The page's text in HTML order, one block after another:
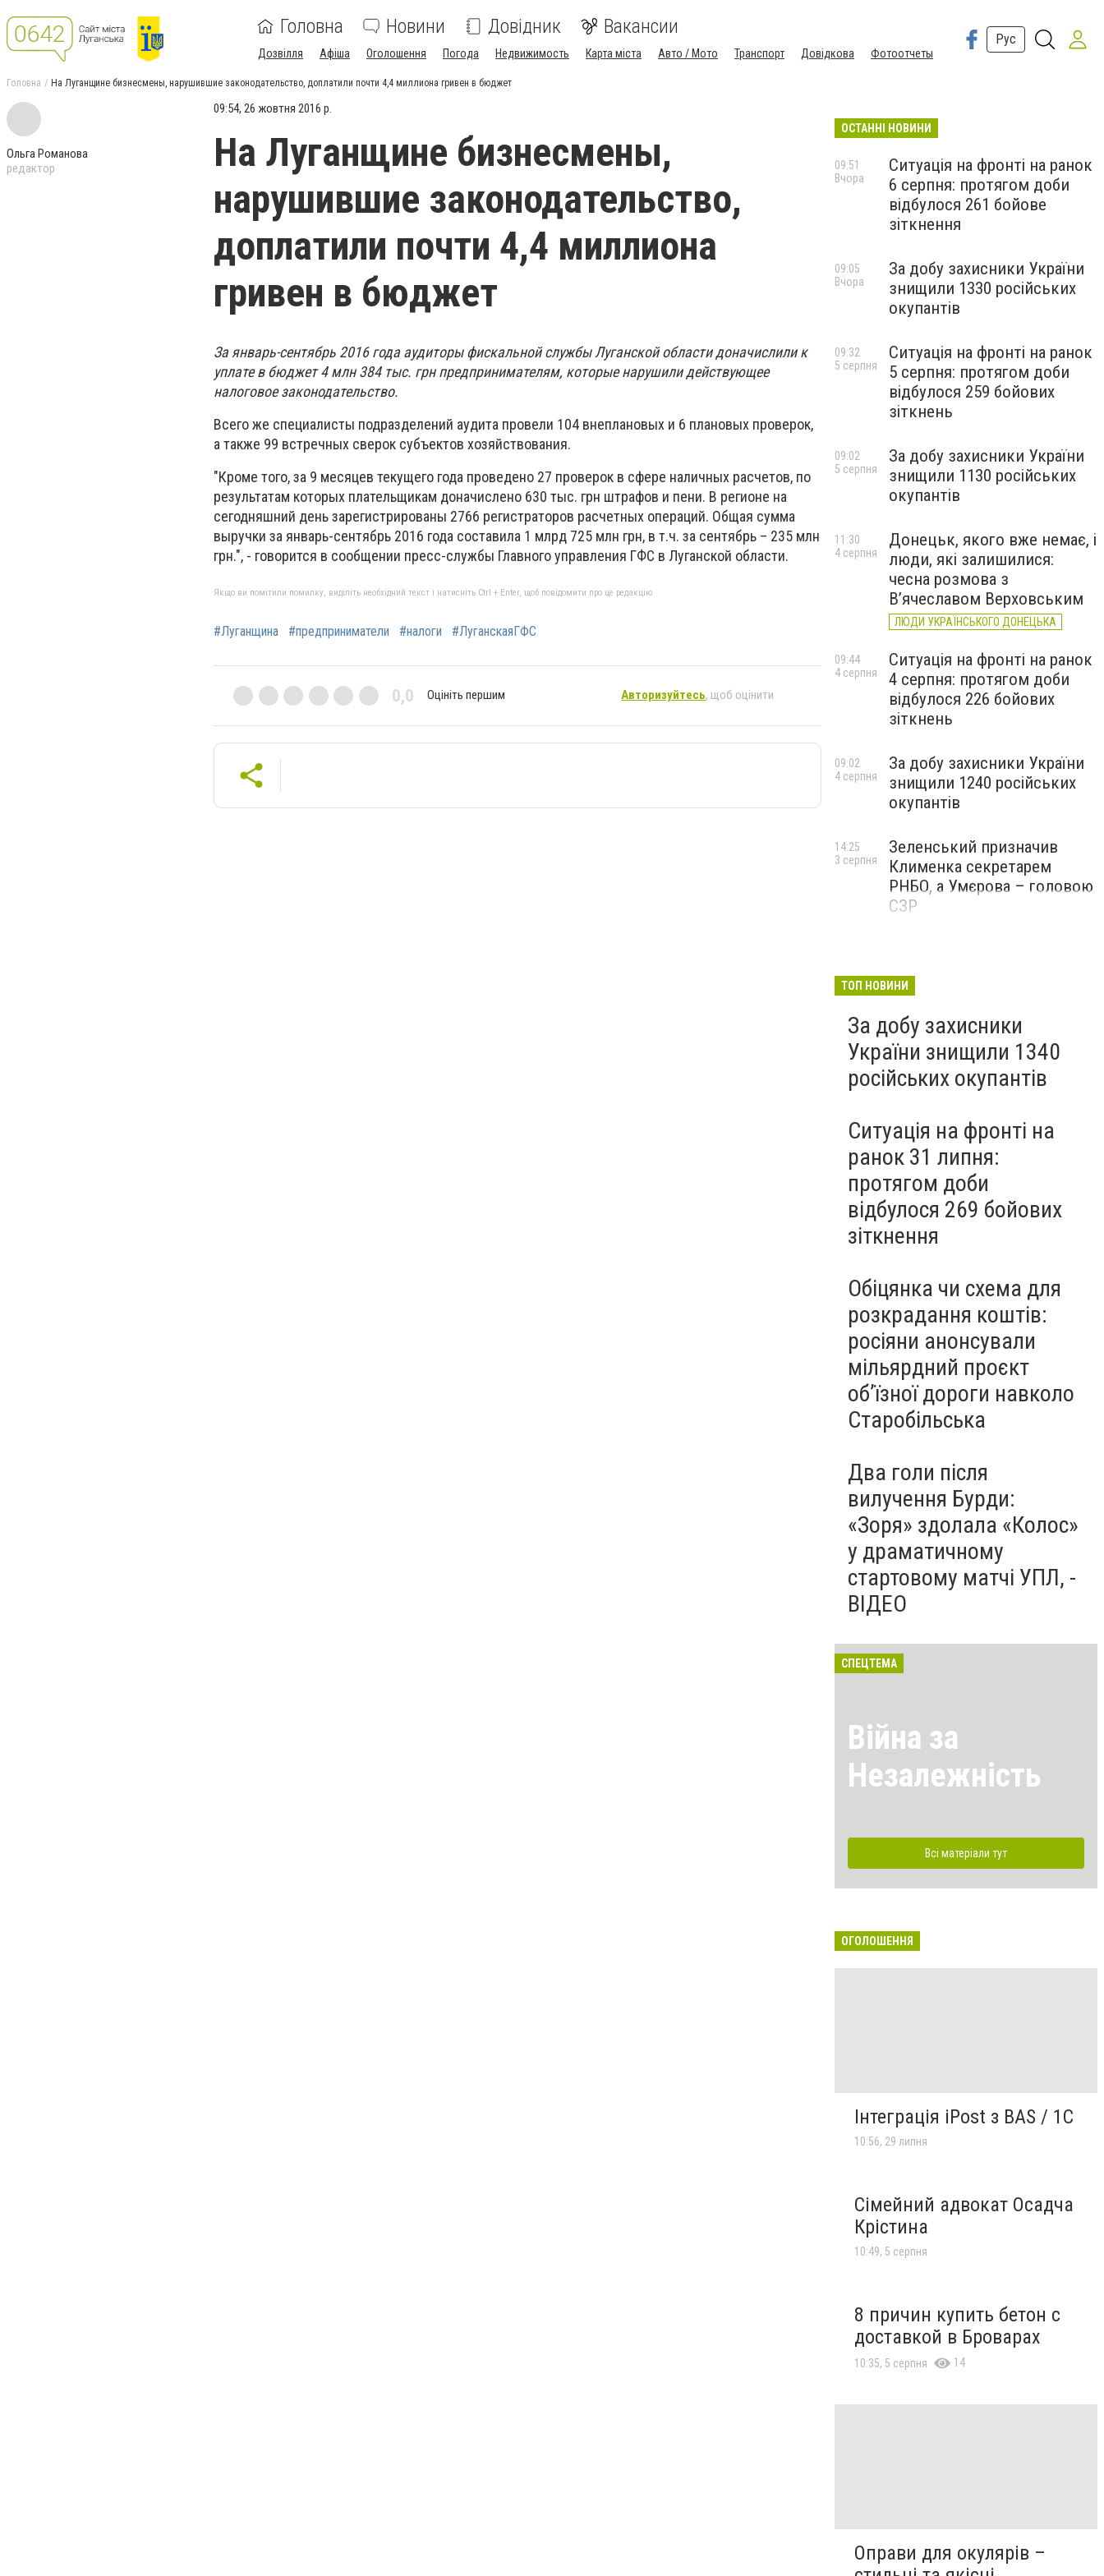
Головна Новини Довідник Вакансии
Дозвілля Афіша Оголошення Погода Недвижимость Карта міста Авто / Мото Транспорт Довідкова Фотоотчеты
Рус
Головна На Луганщине бизнесмены, нарушившие законодательство, доплатили почти 4,4 миллиона гривен в бюджет
Ольга Романова
редактор
09:54, 26 жовтня 2016 р.
На Луганщине бизнесмены,
нарушившие законодательство,
доплатили почти 4,4 миллиона
гривен в бюджет
За январь-сентябрь 2016 года аудиторы фискальной службы Луганской области доначислили к
уплате в бюджет 4 млн 384 тыс. грн предпринимателям, которые нарушили действующее
налоговое законодательство.
Всего же специалисты подразделений аудита провели 104 внеплановых и 6 плановых проверок,
а также 99 встречных сверок субъектов хозяйствования.
"Кроме того, за 9 месяцев текущего года проведено 27 проверок в сфере наличных расчетов, по
результатам которых плательщикам доначислено 630 тыс. грн штрафов и пени. В регионе на
сегодняшний день зарегистрированы 2766 регистраторов расчетных операций. Общая сумма
выручки за январь-сентябрь 2016 года составила 1 млрд 725 млн грн, в т.ч. за сентябрь – 235 млн
грн.", - говорится в сообщении пресс-службы Главного управления ГФС в Луганской области.
Якщо ви помітили помилку, виділіть необхідний текст і натисніть Ctrl + Enter, щоб повідомити про це редакцію
#Луганщина #предприниматели #налоги #ЛуганскаяГФС
0,0 Оцініть першим Авторизуйтесь, щоб оцінити
ОСТАННІ НОВИНИ
Ситуація на фронті на ранок
6 серпня: протягом доби
відбулося 261 бойове
зіткнення
09:51
Вчора
За добу захисники України
знищили 1330 російських
окупантів
09:05
Вчора
Ситуація на фронті на ранок
5 серпня: протягом доби
відбулося 259 бойових
зіткнень
09:32
5 серпня
За добу захисники України
знищили 1130 російських
окупантів
09:02
5 серпня
Донецьк, якого вже немає, і
люди, які залишилися:
чесна розмова з
В’ячеславом Верховським
ЛЮДИ УКРАЇНСЬКОГО ДОНЕЦЬКА
11:30
4 серпня
Ситуація на фронті на ранок
4 серпня: протягом доби
відбулося 226 бойових
зіткнень
09:44
4 серпня
За добу захисники України
знищили 1240 російських
окупантів
09:02
4 серпня
Зеленський призначив
Клименка секретарем
РНБО, а Умєрова – головою
СЗР
14:25
3 серпня
ТОП НОВИНИ
За добу захисники
України знищили 1340
російських окупантів
Ситуація на фронті на
ранок 31 липня:
протягом доби
відбулося 269 бойових
зіткнення
Обіцянка чи схема для
розкрадання коштів:
росіяни анонсували
мільярдний проєкт
об’їзної дороги навколо
Старобільська
Два голи після
вилучення Бурди:
«Зоря» здолала «Колос»
у драматичному
стартовому матчі УПЛ, -
ВІДЕО
СПЕЦТЕМА
Війна за
Незалежність
Всі матеріали тут
ОГОЛОШЕННЯ
Інтеграція iPost з BAS / 1С
10:56, 29 липня
Сімейний адвокат Осадча
Крістина
10:49, 5 серпня
8 причин купить бетон с
доставкой в Броварах
10:35, 5 серпня 14
Оправи для окулярів –